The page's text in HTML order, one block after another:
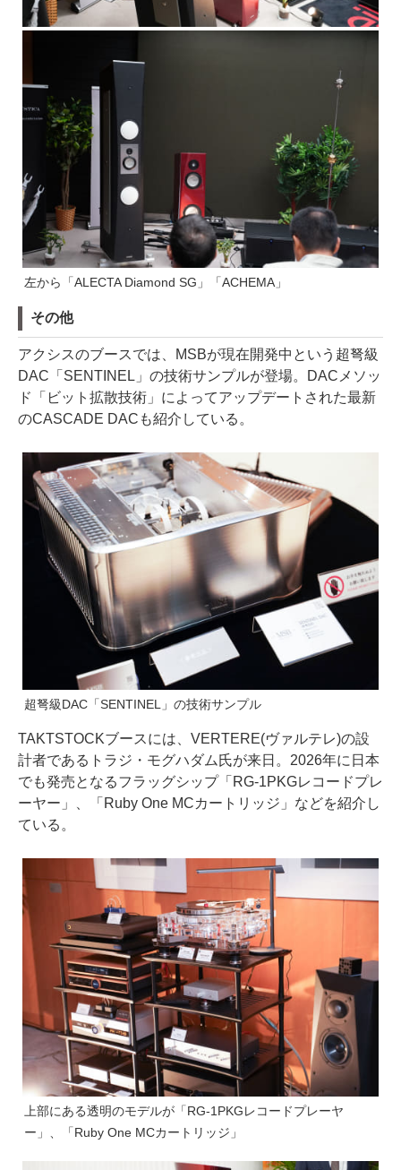
左から「ALECTA Diamond SG」「ACHEMA」
その他
アクシスのブースでは、MSBが現在開発中という超弩級
DAC「SENTINEL」の技術サンプルが登場。DACメソッ
ド「ビット拡散技術」によってアップデートされた最新
のCASCADE DACも紹介している。
超弩級DAC「SENTINEL」の技術サンプル
TAKTSTOCKブースには、VERTERE(ヴァルテレ)の設
計者であるトラジ・モグハダム氏が来日。2026年に日本
でも発売となるフラッグシップ「RG-1PKGレコードプレ
ーヤー」、「Ruby One MCカートリッジ」などを紹介し
ている。
上部にある透明のモデルが「RG-1PKGレコードプレーヤ
ー」、「Ruby One MCカートリッジ」